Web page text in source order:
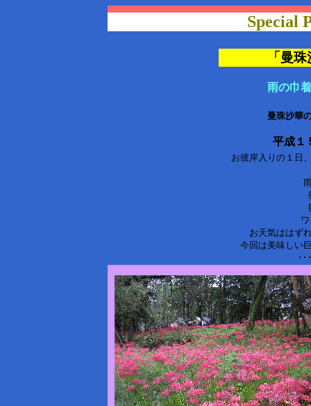
Special
「曼
雨の巾
曼珠沙華
平成１
お彼岸入りの１日
お天気ははず
今回は美味しい
･･